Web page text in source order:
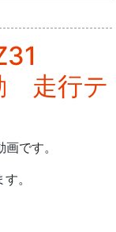
走行テ
です。
。